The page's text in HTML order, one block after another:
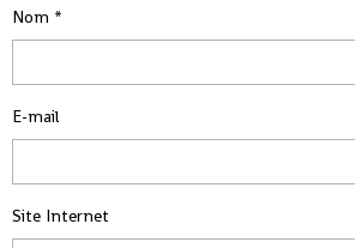
Nom
E-mail
Site Internet